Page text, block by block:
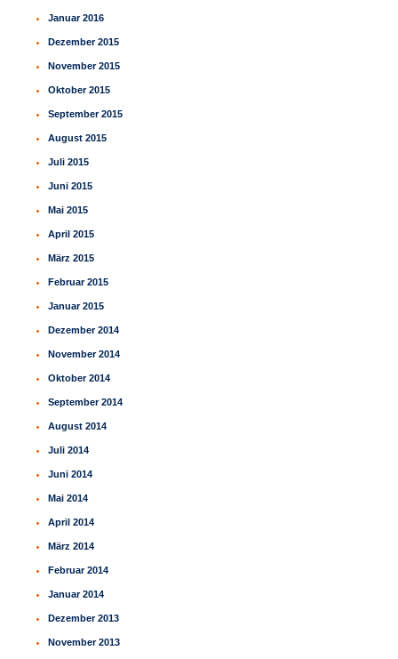
Januar 2016
Dezember 2015
November 2015
Oktober 2015
September 2015
August 2015
Juli 2015
Juni 2015
Mai 2015
April 2015
März 2015
Februar 2015
Januar 2015
Dezember 2014
November 2014
Oktober 2014
September 2014
August 2014
Juli 2014
Juni 2014
Mai 2014
April 2014
März 2014
Februar 2014
Januar 2014
Dezember 2013
November 2013